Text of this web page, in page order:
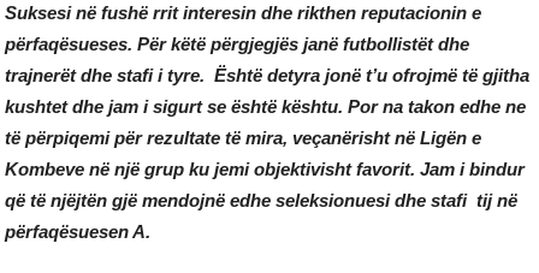
Suksesi në fushë rrit interesin dhe rikthen reputacionin e
përfaqësueses. Për këtë përgjegjës janë futbollistët dhe
trajnerët dhe stafi i tyre. Është detyra jonë t’u ofrojmë të gjitha
kushtet dhe jam i sigurt se është kështu. Por na takon edhe ne
të përpiqemi për rezultate të mira, veçanërisht në Ligën e
Kombeve në një grup ku jemi objektivisht favorit. Jam i bindur
që të njëjtën gjë mendojnë edhe seleksionuesi dhe stafi tij në
përfaqësuesen A.